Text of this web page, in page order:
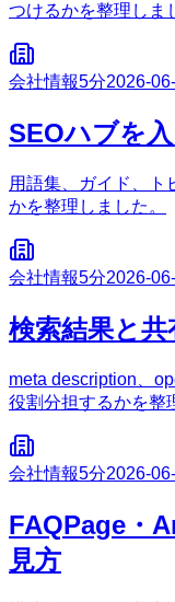
つけるかを整理しま
会社情報5分2026-
SEOハブを
用語集、ガイド、ト
かを整理しました。
会社情報5分2026-
検索結果と
meta description、
役割分担するかを整
会社情報5分2026-
FAQPage・
見方